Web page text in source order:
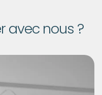
avec nous ?